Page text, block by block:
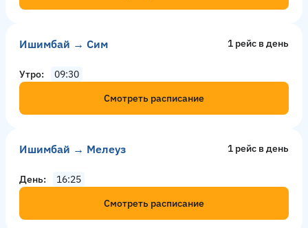
Ишимбай → Сим 1 рейс в день
Утро
09:30
Смотреть расписание
Ишимбай → Мелеуз 1 рейс в день
День
16:25
Смотреть расписание